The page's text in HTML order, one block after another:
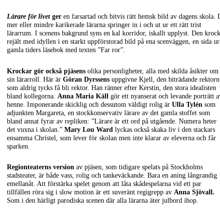
Lärare för livet ger en farsartad och bitvis rätt hemsk bild av dagens skola.
mer eller mindre karikerade lärarna springer in i och ut ur ett rätt trist
lärarrum. I scenens bakgrund syns en kal korridor, iskallt upplyst. Den
rejält med idyllen i en starkt uppförstorad bild på ena scenväggen, en sida ur
gamla tiders läsebok med texten ”Far ror”.
Krockar gör också pjäsens olika personligheter, alla med skilda åsikter om
sin lärarroll. Här är Göran Dyrssens uppgivne Kjell, den biträdande rektorn
som aldrig tycks få bli rektor. Han ränner efter Kerstin, den stora idealisten
bland kollegorna. Anna Maria Käll gör ett nyanserat och levande porträtt
henne. Imponerande skicklig och dessutom väldigt rolig är Ulla Tylén som
adjunkten Margareta, en stockkonservativ lärare av det gamla stoffet som
bland annat fyrar av repliken: ”Lärare är ett ord på utgående. Numera heter
det vuxna i skolan.” Mary Lou Ward lyckas också skaka liv i den stackars
ensamma Christel, som lever för skolan men inte klarar av eleverna och får
sparken.
Regionteaterns version av pjäsen, som tidigare spelats på Stockholms
stadsteater, är både vass, rolig och tankeväckande. Bara en aning långrandig
emellanåt. Att förstärka spelet genom att låta skådespelarna vid ett par
tillfällen röra sig i slow motion är ett suveränt regigrepp av Anna Sjövall.
Som i den härligt parodiska scenen där alla lärarna äter julbord ihop.